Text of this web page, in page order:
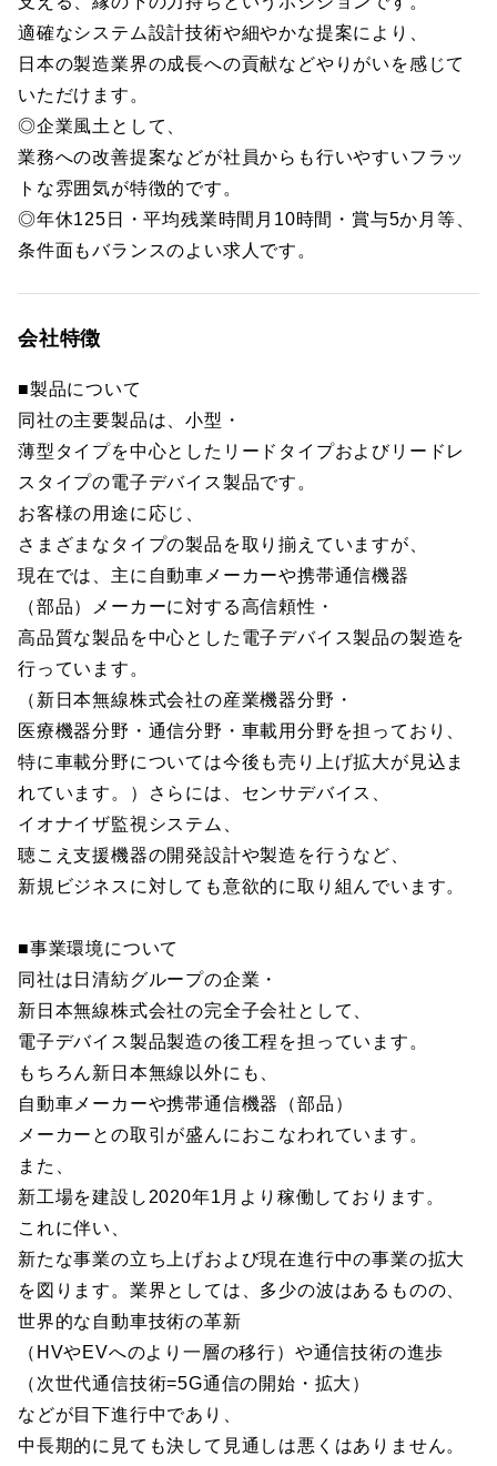
適確なシステム設計技術や細やかな提案により、
日本の製造業界の成長への貢献などやりがいを感じて
いただけます。
◎企業風土として、
業務への改善提案などが社員からも行いやすいフラッ
トな雰囲気が特徴的です。
◎年休125日・平均残業時間月10時間・賞与5か月等、
条件面もバランスのよい求人です。
会社特徴
■製品について
同社の主要製品は、小型・
薄型タイプを中心としたリードタイプおよびリードレ
スタイプの電子デバイス製品です。
お客様の用途に応じ、
さまざまなタイプの製品を取り揃えていますが、
現在では、主に自動車メーカーや携帯通信機器
（部品）メーカーに対する高信頼性・
高品質な製品を中心とした電子デバイス製品の製造を
行っています。
（新日本無線株式会社の産業機器分野・
医療機器分野・通信分野・車載用分野を担っており、
特に車載分野については今後も売り上げ拡大が見込ま
れています。）さらには、センサデバイス、
イオナイザ監視システム、
聴こえ支援機器の開発設計や製造を行うなど、
新規ビジネスに対しても意欲的に取り組んでいます。
■事業環境について
同社は日清紡グループの企業・
新日本無線株式会社の完全子会社として、
電子デバイス製品製造の後工程を担っています。
もちろん新日本無線以外にも、
自動車メーカーや携帯通信機器（部品）
メーカーとの取引が盛んにおこなわれています。
また、
新工場を建設し2020年1月より稼働しております。
これに伴い、
新たな事業の立ち上げおよび現在進行中の事業の拡大
を図ります。業界としては、多少の波はあるものの、
世界的な自動車技術の革新
（HVやEVへのより一層の移行）や通信技術の進歩
（次世代通信技術=5G通信の開始・拡大）
などが目下進行中であり、
中長期的に見ても決して見通しは悪くはありません。